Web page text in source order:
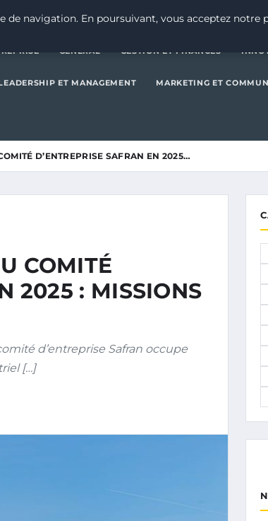
GENERAL GESTION ET FINANCES
ET MANAGEMENT MARKETING ET
D’ENTREPRISE SAFRAN EN 2025…
COMITÉ
2025 : MISSIONS
d’entreprise Safran occupe
[…]
de navigation. En poursuivant, vous acceptez notre